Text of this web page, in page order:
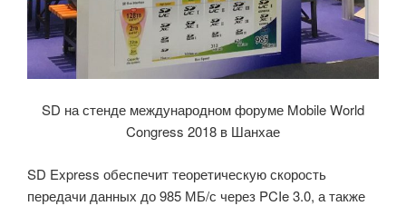
SD на стенде международном форуме Mobile World
Congress 2018 в Шанхае
SD Express обеспечит теоретическую скорость
передачи данных до 985 МБ/с через PCIe 3.0, а также